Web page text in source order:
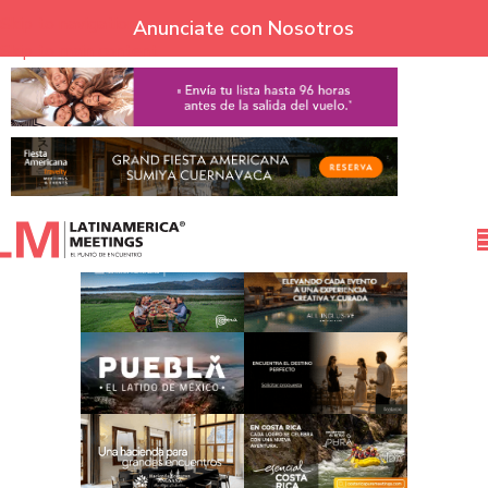
Skip to navigation
Skip to main content
Anunciate con Nosotros